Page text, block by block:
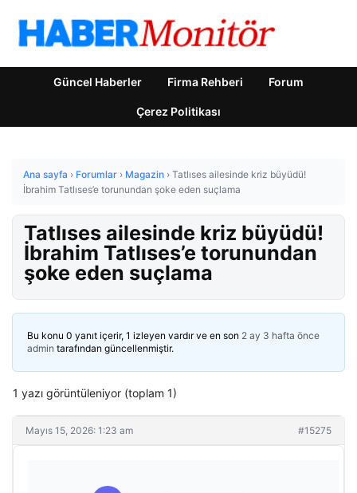
Güncel Haberler Firma Rehberi Forum
Çerez Politikası
Ana sayfa › Forumlar › Magazin › Tatlıses ailesinde kriz büyüdü!
İbrahim Tatlıses’e torunundan şoke eden suçlama
Tatlıses ailesinde kriz büyüdü!
İbrahim Tatlıses’e torunundan
şoke eden suçlama
Bu konu 0 yanıt içerir, 1 izleyen vardır ve en son 2 ay 3 hafta önce
admin tarafından güncellenmiştir.
1 yazı görüntüleniyor (toplam 1)
Mayıs 15, 2026: 1:23 am #15275